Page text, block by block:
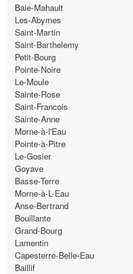
Baie-Mahault
Les-Abymes
Saint-Martin
Saint-Barthelemy
Petit-Bourg
Pointe-Noire
Le-Moule
Sainte-Rose
Saint-Francois
Sainte-Anne
Morne-à-l'Eau
Pointe-à-Pitre
Le-Gosier
Goyave
Basse-Terre
Morne-à-L-Eau
Anse-Bertrand
Bouillante
Grand-Bourg
Lamentin
Capesterre-Belle-Eau
Baillif